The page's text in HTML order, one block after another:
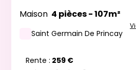
Maison 4 pièces - 107m²
Saint Germain De Princay
Rente : 259 €